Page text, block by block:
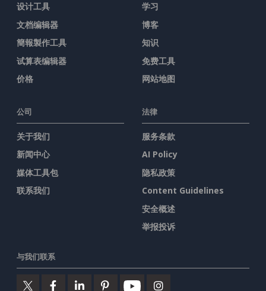
设计工具
文档编辑器
簡報製作工具
试算表编辑器
价格
学习
博客
知识
免费工具
网站地图
公司
关于我们
新闻中心
媒体工具包
联系我们
法律
服务条款
AI Policy
隐私政策
Content Guidelines
安全概述
举报投诉
与我们联系